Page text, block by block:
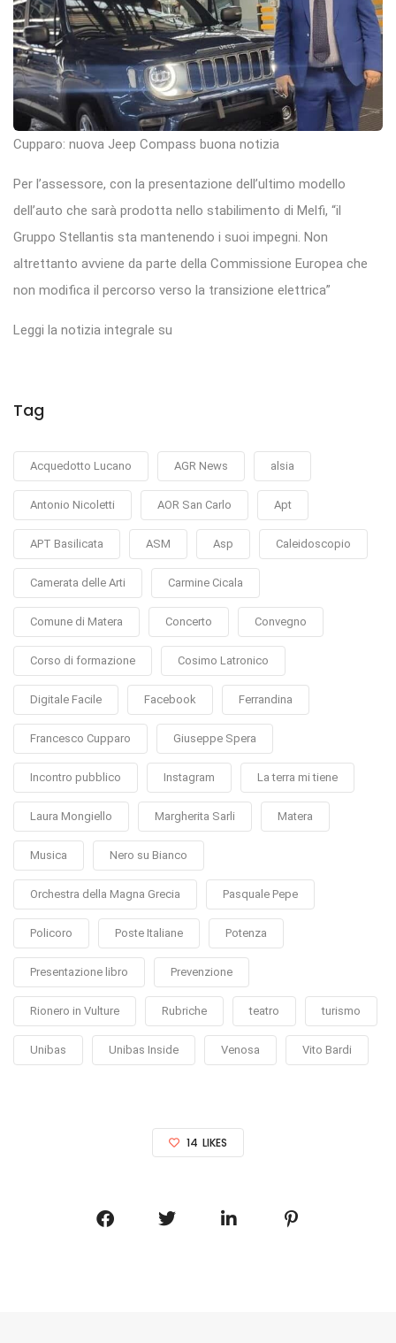
Cupparo: nuova Jeep Compass buona notizia
Per l’assessore, con la presentazione dell’ultimo modello
dell’auto che sarà prodotta nello stabilimento di Melfi, “il
Gruppo Stellantis sta mantenendo i suoi impegni. Non
altrettanto avviene da parte della Commissione Europea che
non modifica il percorso verso la transizione elettrica”
Leggi la notizia integrale su
Tag
Acquedotto Lucano AGR News alsia
Antonio Nicoletti AOR San Carlo Apt
APT Basilicata ASM Asp Caleidoscopio
Camerata delle Arti Carmine Cicala
Comune di Matera Concerto Convegno
Corso di formazione Cosimo Latronico
Digitale Facile Facebook Ferrandina
Francesco Cupparo Giuseppe Spera
Incontro pubblico Instagram La terra mi tiene
Laura Mongiello Margherita Sarli Matera
Musica Nero su Bianco
Orchestra della Magna Grecia Pasquale Pepe
Policoro Poste Italiane Potenza
Presentazione libro Prevenzione
Rionero in Vulture Rubriche teatro turismo
Unibas Unibas Inside Venosa Vito Bardi
14 LIKES